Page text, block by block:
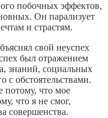
побочных эффектов,
Он парализует
и страстям.
свой неуспех
был отражением
знаний, социальных
с обстоятельствами.
потому, что мое
что я не смог,
совершенства.